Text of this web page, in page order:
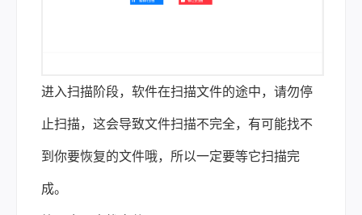
进入扫描阶段，软件在扫描文件的途中，请勿停
止扫描，这会导致文件扫描不完全，有可能找不
到你要恢复的文件哦，所以一定要等它扫描完
成。